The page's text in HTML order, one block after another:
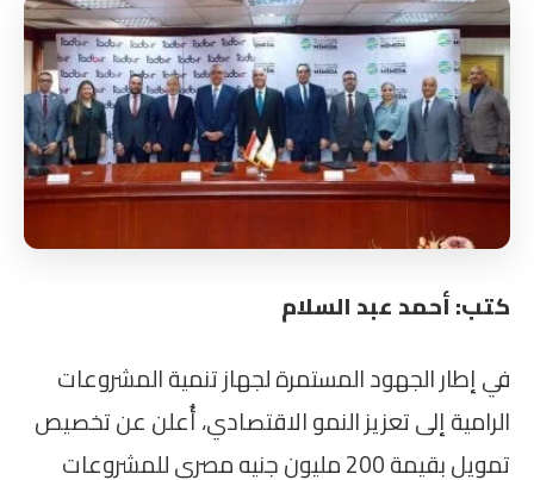
كتب: أحمد عبد السلام
في إطار الجهود المستمرة لجهاز تنمية المشروعات
الرامية إلى تعزيز النمو الاقتصادي، أُعلن عن تخصيص
تمويل بقيمة 200 مليون جنيه مصري للمشروعات